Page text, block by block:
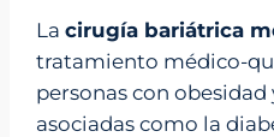
Lacirugía bariátrica
tratamiento médico-
personas con
asociadas como la